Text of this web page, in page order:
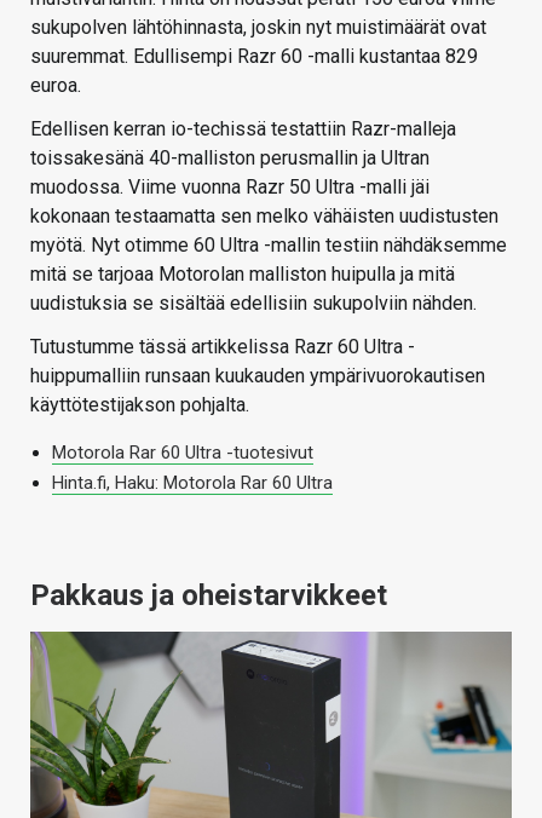
sukupolven lähtöhinnasta, joskin nyt muistimäärät ovat
suuremmat. Edullisempi Razr 60 -malli kustantaa 829
euroa.
Edellisen kerran io-techissä testattiin Razr-malleja
toissakesänä 40-malliston perusmallin ja Ultran
muodossa. Viime vuonna Razr 50 Ultra -malli jäi
kokonaan testaamatta sen melko vähäisten uudistusten
myötä. Nyt otimme 60 Ultra -mallin testiin nähdäksemme
mitä se tarjoaa Motorolan malliston huipulla ja mitä
uudistuksia se sisältää edellisiin sukupolviin nähden.
Tutustumme tässä artikkelissa Razr 60 Ultra -
huippumalliin runsaan kuukauden ympärivuorokautisen
käyttötestijakson pohjalta.
Motorola Rar 60 Ultra -tuotesivut
Hinta.fi, Haku: Motorola Rar 60 Ultra
Pakkaus ja oheistarvikkeet